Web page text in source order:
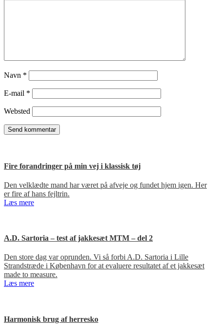
Navn *
E-mail *
Websted
Fire forandringer på min vej i klassisk tøj
Den velklædte mand har været på afveje og fundet hjem igen. Her
er fire af hans fejltrin.
Læs mere
A.D. Sartoria – test af jakkesæt MTM – del 2
Den store dag var oprunden. Vi så forbi A.D. Sartoria i Lille
Strandstræde i København for at evaluere resultatet af et jakkesæt
made to measure.
Læs mere
Harmonisk brug af herresko